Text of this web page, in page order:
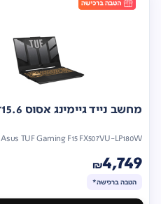
מחשב נייד גיימינג אסוס 15.6"
Asus TUF Gaming F15 FX507VU-LP180W
₪4,749
הטבה ברכישה*